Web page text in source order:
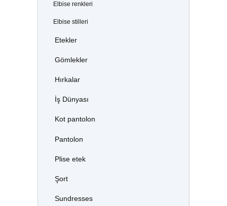
Elbise renkleri
Elbise stilleri
Etekler
Gömlekler
Hırkalar
İş Dünyası
Kot pantolon
Pantolon
Plise etek
Şort
Sundresses